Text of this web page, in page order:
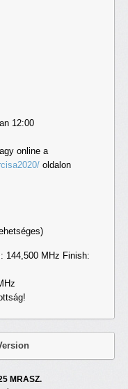
12:00
online a
oldalon
144,500 MHz Finish:
MRASZ.